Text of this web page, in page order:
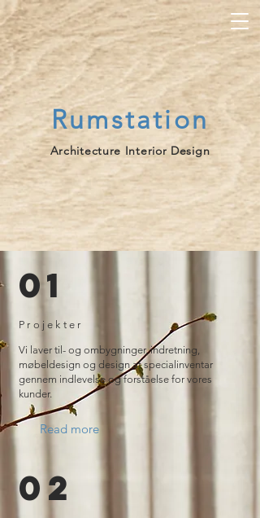
Rumstation
Architecture Interior Design
01
Projekter
Vi laver til- og ombygninger, indretning,
møbeldesign og design af specialinventar
gennem indlevelse og forståelse for vores
kunder.
Read more
02